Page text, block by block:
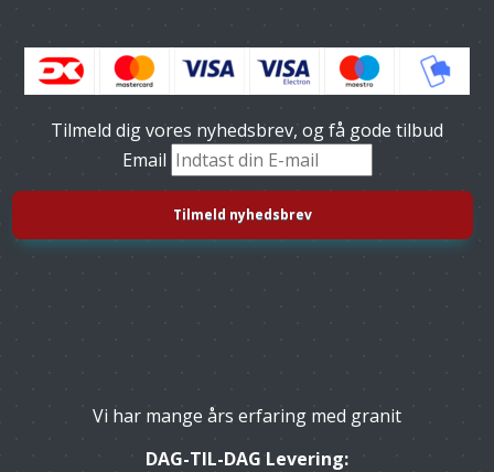
Tilmeld dig vores nyhedsbrev, og få gode tilbud
Email
Vi har mange års erfaring med granit
DAG-TIL-DAG Levering: